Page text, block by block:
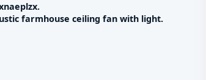
farmhouse ceiling fan with light.